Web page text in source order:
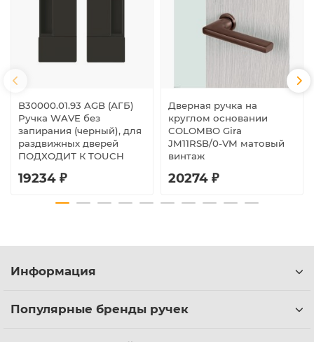
B30000.01.93 AGB (АГБ)
Ручка WAVE без
запирания (черный), для
раздвижных дверей
ПОДХОДИТ К TOUCH
19234 ₽
Дверная ручка на
круглом основании
COLOMBO Gira
JM11RSB/0-VM матовый
винтаж
20274 ₽
Информация
Популярные бренды ручек